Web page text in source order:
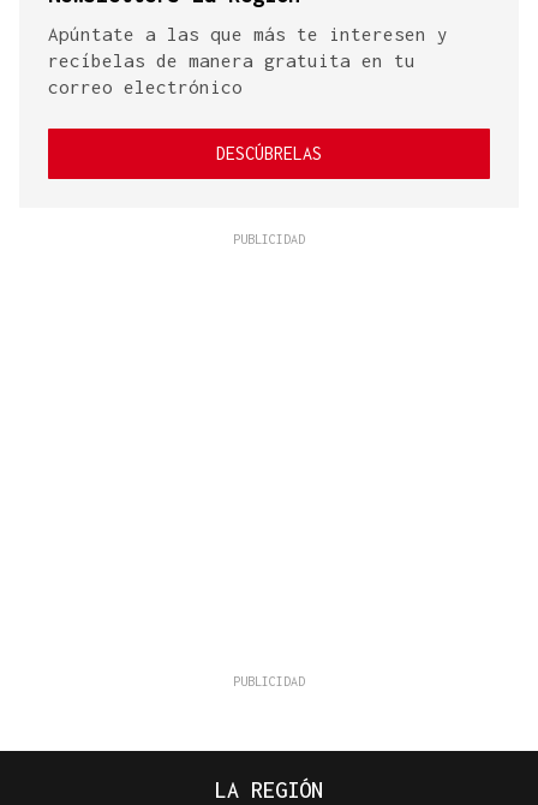
Apúntate a las que más te interesen y
recíbelas de manera gratuita en tu
correo electrónico
DESCÚBRELAS
LA REGIÓN